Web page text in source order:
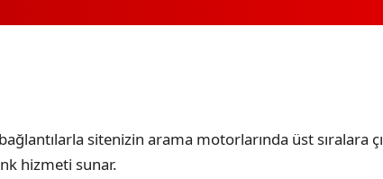
sitenizin arama motorlarında üst sıralara
hizmeti sunar.